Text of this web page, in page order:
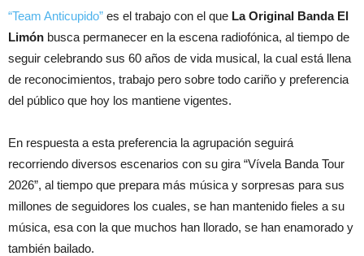
“Team Anticupido” es el trabajo con el que La Original Banda El
Limón busca permanecer en la escena radiofónica, al tiempo de
seguir celebrando sus 60 años de vida musical, la cual está llena
de reconocimientos, trabajo pero sobre todo cariño y preferencia
del público que hoy los mantiene vigentes.
En respuesta a esta preferencia la agrupación seguirá
recorriendo diversos escenarios con su gira “Vívela Banda Tour
2026”, al tiempo que prepara más música y sorpresas para sus
millones de seguidores los cuales, se han mantenido fieles a su
música, esa con la que muchos han llorado, se han enamorado y
también bailado.